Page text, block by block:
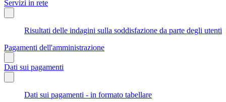
Servizi in rete
Risultati delle indagini sulla soddisfazione da parte degli utenti
Pagamenti dell'amministrazione
Dati sui pagamenti
Dati sui pagamenti - in formato tabellare